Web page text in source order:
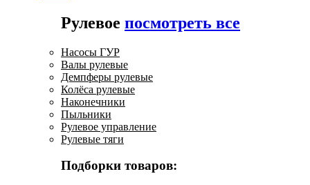
Рулевое посмотреть все
Насосы ГУР
Валы рулевые
Демпферы рулевые
Колёса рулевые
Наконечники
Пыльники
Рулевое управление
Рулевые тяги
Подборки товаров: